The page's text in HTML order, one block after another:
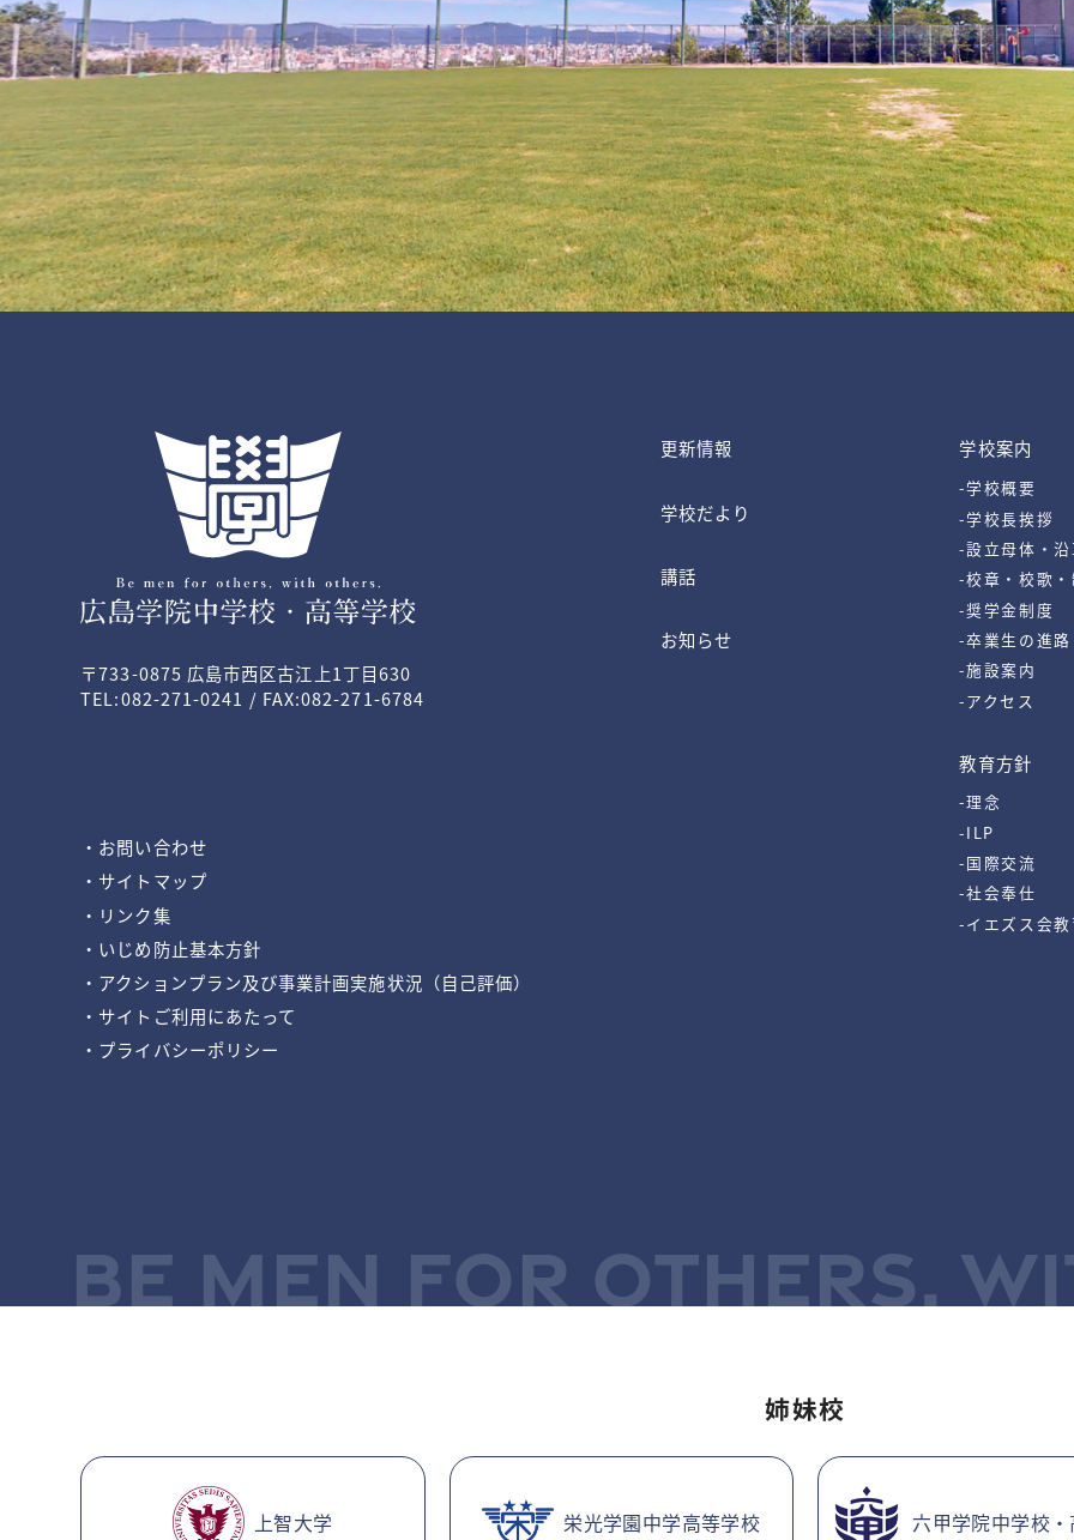
〒733-0875 広島市西区古江上1丁目630
TEL:082-271-0241 / FAX:082-271-6784
・お問い合わせ
・サイトマップ
・リンク集
・いじめ防止基本方針
・アクションプラン及び事業計画実施状況（自己評価）
・サイトご利用にあたって
・プライバシーポリシー
更新情報
学校だより
講話
お知らせ
学校案内
-学校概要
-学校長挨拶
-設立母体・
-校章・校歌
-奨学金制度
-卒業生の進路
-施設案内
-アクセス
教育方針
-理念
-ILP
-国際交流
-社会奉仕
-イエズス会
BE MEN FOR OTHERS,
姉妹校
上智大学 栄光学園中学高等学校 六甲学院中学校